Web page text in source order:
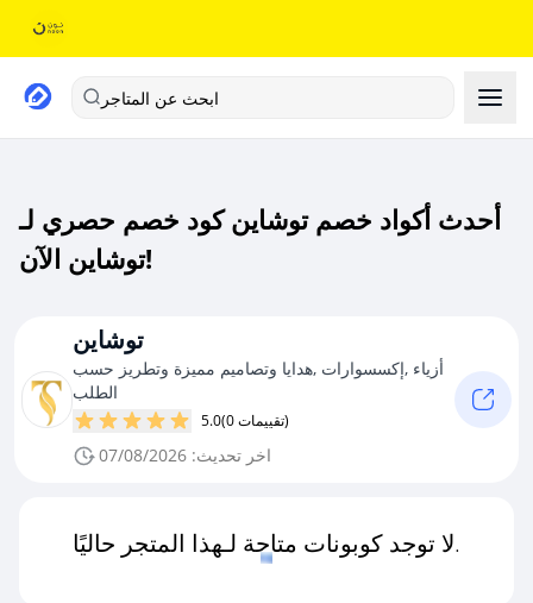
ابحث عن المتاجر
أحدث أكواد خصم توشاين كود خصم حصري لـ
توشاين الآن!
توشاين
أزياء ,إكسسوارات ,هدايا وتصاميم مميزة وتطريز حسب
الطلب
5.0 (0 تقييمات)
اخر تحديث: 07/08/2026
لا توجد كوبونات متاحة لـهذا المتجر حاليًا.